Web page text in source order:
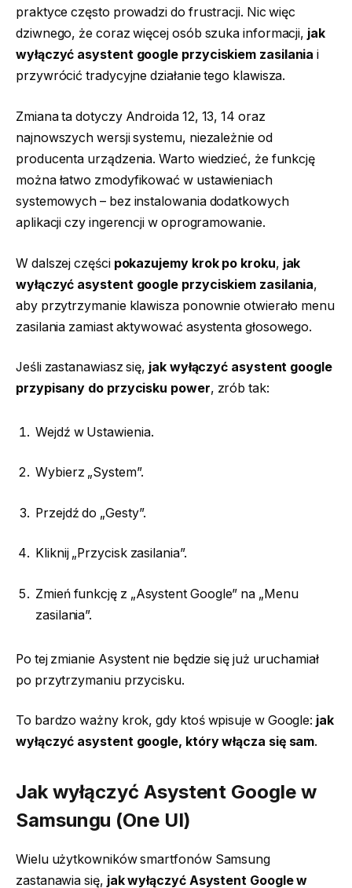
praktyce często prowadzi do frustracji. Nic więc
dziwnego, że coraz więcej osób szuka informacji, jak
wyłączyć asystent google przyciskiem zasilania i
przywrócić tradycyjne działanie tego klawisza.
Zmiana ta dotyczy Androida 12, 13, 14 oraz
najnowszych wersji systemu, niezależnie od
producenta urządzenia. Warto wiedzieć, że funkcję
można łatwo zmodyfikować w ustawieniach
systemowych – bez instalowania dodatkowych
aplikacji czy ingerencji w oprogramowanie.
W dalszej części pokazujemy krok po kroku, jak
wyłączyć asystent google przyciskiem zasilania,
aby przytrzymanie klawisza ponownie otwierało menu
zasilania zamiast aktywować asystenta głosowego.
Jeśli zastanawiasz się, jak wyłączyć asystent google
przypisany do przycisku power, zrób tak:
Wejdź w Ustawienia.
Wybierz „System”.
Przejdź do „Gesty”.
Kliknij „Przycisk zasilania”.
Zmień funkcję z „Asystent Google” na „Menu
zasilania”.
Po tej zmianie Asystent nie będzie się już uruchamiał
po przytrzymaniu przycisku.
To bardzo ważny krok, gdy ktoś wpisuje w Google: jak
wyłączyć asystent google, który włącza się sam.
Jak wyłączyć Asystent Google w
Samsungu (One UI)
Wielu użytkowników smartfonów Samsung
zastanawia się, jak wyłączyć Asystent Google w